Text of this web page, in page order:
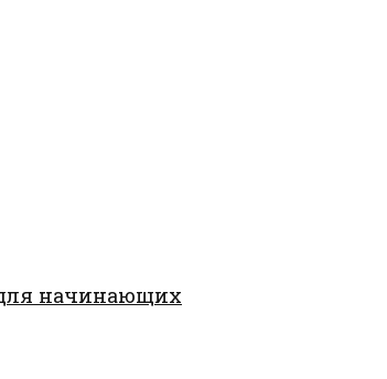
начинающих